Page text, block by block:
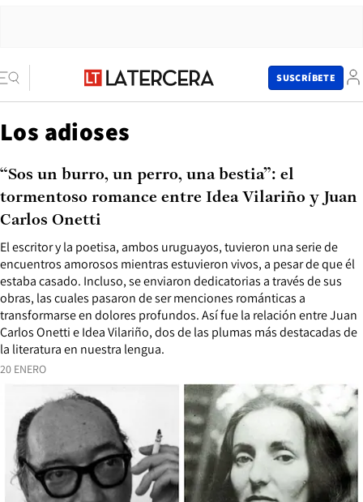
SUSCRÍBETE
Los adioses
20 ENERO
El escritor y la poetisa, ambos uruguayos, tuvieron una serie de
encuentros amorosos mientras estuvieron vivos, a pesar de que él
estaba casado. Incluso, se enviaron dedicatorias a través de sus
obras, las cuales pasaron de ser menciones románticas a
transformarse en dolores profundos. Así fue la relación entre Juan
Carlos Onetti e Idea Vilariño, dos de las plumas más destacadas de
la literatura en nuestra lengua.
“Sos un burro, un perro, una bestia”: el
tormentoso romance entre Idea Vilariño y Juan
Carlos Onetti